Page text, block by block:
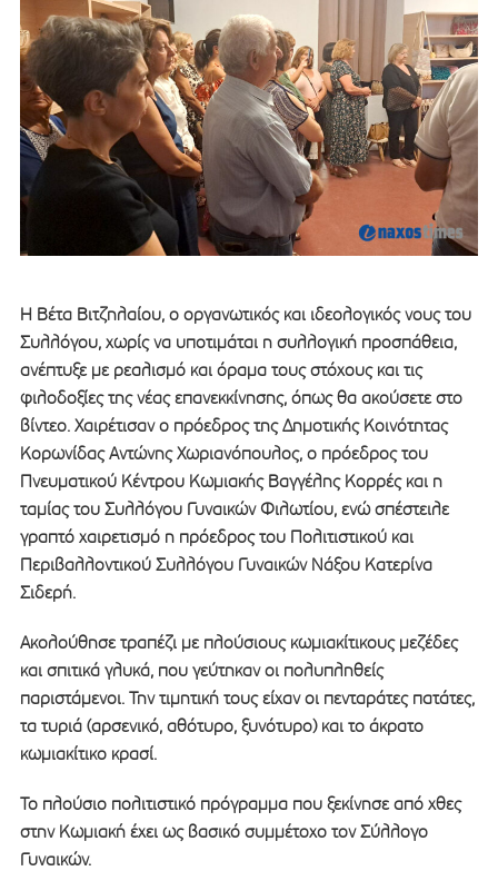
Η Βέτα Βιτζηλαίου, ο οργανωτικός και ιδεολογικός νους του
Συλλόγου, χωρίς να υποτιμάται η συλλογική προσπάθεια,
ανέπτυξε με ρεαλισμό και όραμα τους στόχους και τις
φιλοδοξίες της νέας επανεκκίνησης, όπως θα ακούσετε στο
βίντεο. Χαιρέτισαν ο πρόεδρος της Δημοτικής Κοινότητας
Κορωνίδας Αντώνης Χωριανόπουλος, ο πρόεδρος του
Πνευματικού Κέντρου Κωμιακής Βαγγέλης Κορρές και η
ταμίας του Συλλόγου Γυναικών Φιλωτίου, ενώ σπέστειλε
γραπτό χαιρετισμό η πρόεδρος του Πολιτιστικού και
Περιβαλλοντικού Συλλόγου Γυναικών Νάξου Κατερίνα
Σιδερή.
Ακολούθησε τραπέζι με πλούσιους κωμιακίτικους μεζέδες
και σπιτικά γλυκά, που γεύτηκαν οι πολυπληθείς
παριστάμενοι. Την τιμητική τους είχαν οι πενταράτες πατάτες,
τα τυριά (αρσενικό, αθότυρο, ξυνότυρο) και το άκρατο
κωμιακίτικο κρασί.
Το πλούσιο πολιτιστικό πρόγραμμα που ξεκίνησε από χθες
στην Κωμιακή έχει ως βασικό συμμέτοχο τον Σύλλογο
Γυναικών.